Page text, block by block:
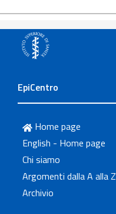
EpiCentro
Home page
English - Home page
Chi siamo
Argomenti dalla A alla Z
Archivio